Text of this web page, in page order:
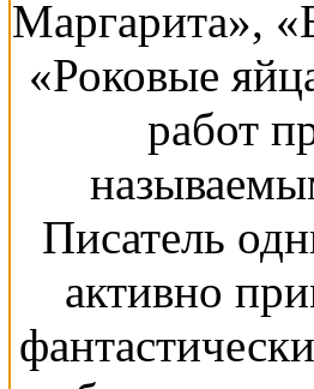
Маргарита»,
«Роковые
работ
Писатель
активно